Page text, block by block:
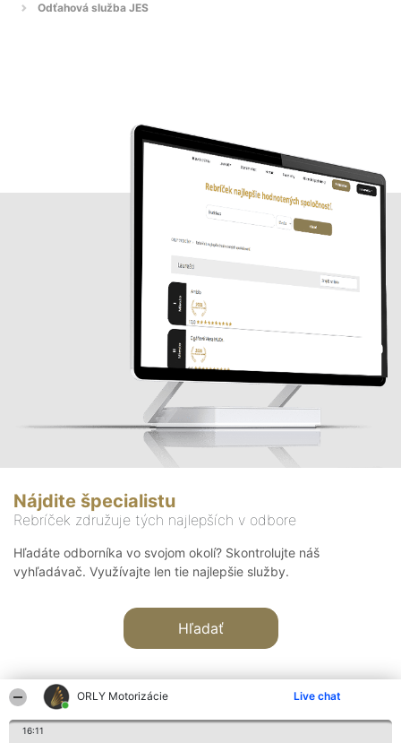
ORLY Motorizácie Live chat
16:11
Odťahová služba JES
Nájdite špecialistu
Rebríček združuje tých najlepších v odbore
Hľadáte odborníka vo svojom okolí? Skontrolujte náš
vyhľadávač. Využívajte len tie najlepšie služby.
Hľadať